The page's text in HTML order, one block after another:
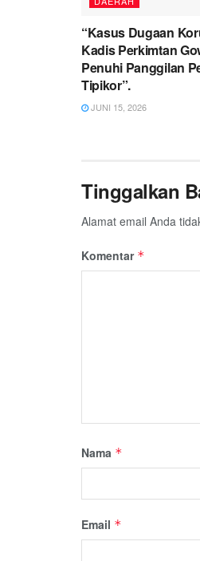
“Kasus Dugaan
Kadis Perkimtan
Penuhi Panggilan
Tipikor”.
JUNI 15, 2026
Tinggalkan
Alamat email Anda
Komentar *
Nama *
Email *